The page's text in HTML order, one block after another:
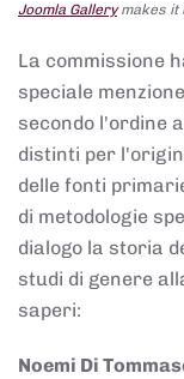
Joomla Gallerymakes it
La commissione
speciale
secondo l'ordine
distinti per
delle fonti
di metodologie
dialogo la storia
studi di genere
saperi:
Noemi Di